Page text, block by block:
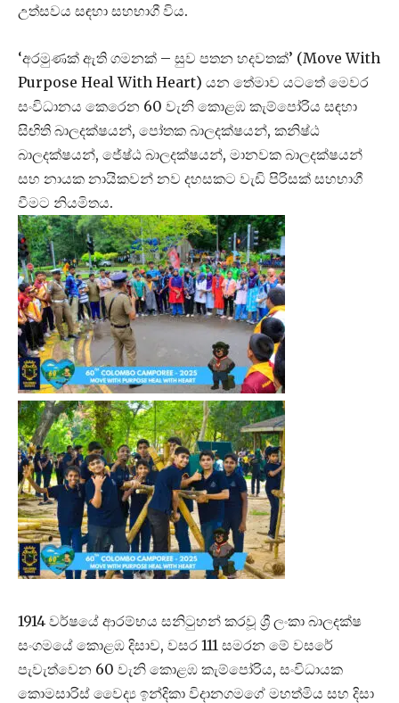
උත්සවය සඳහා සහභාගී විය.
‘අරමුණක් ඇති ගමනක් – සුව පතන හදවතක්’ (Move With
Purpose Heal With Heart) යන තේමාව යටතේ මෙවර
සංවිධානය කෙරෙන 60 වැනි කොළඹ කැම්පෝරිය සඳහා
සිඟිති බාලදක්ෂයන්, පෝතක බාලදක්ෂයන්, කනිෂ්ඨ
බාලදක්ෂයන්, ජේෂ්ඨ බාලදක්ෂයන්, මානවක බාලදක්ෂයන්
සහ නායක නායිකවන් නව දහසකට වැඩි පිරිසක් සහභාගී
වීමට නියමිතය.
1914 වර්ෂයේ ආරම්භය සනිටුහන් කරවූ ශ්‍රී ලංකා බාලදක්ෂ
සංගමයේ කොළඹ දිසාව, වසර 111 සමරන මේ වසරේ
පැවැත්වෙන 60 වැනි කොළඹ කැම්පෝරිය, සංවිධායක
කොමසාරිස් වෛද්‍ය ඉන්දිකා විදානගමගේ මහත්මිය සහ දිසා